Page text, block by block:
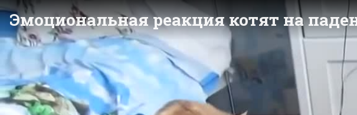
Эмоциональная реакция котят на